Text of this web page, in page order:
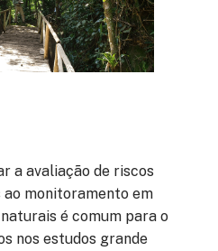
a avaliação de riscos
monitoramento em
é comum para o
nos estudos grande